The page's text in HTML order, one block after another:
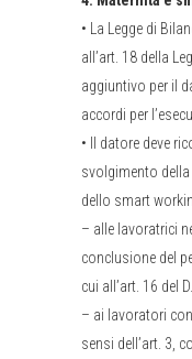
• La Legge di
all’art. 18 della
aggiuntivo per il
accordi per
• Il datore deve
svolgimento
dello smart
– alle lavoratrici
conclusione del
cui all’art. 16 del
– ai lavoratori
sensi dell’art. 3,